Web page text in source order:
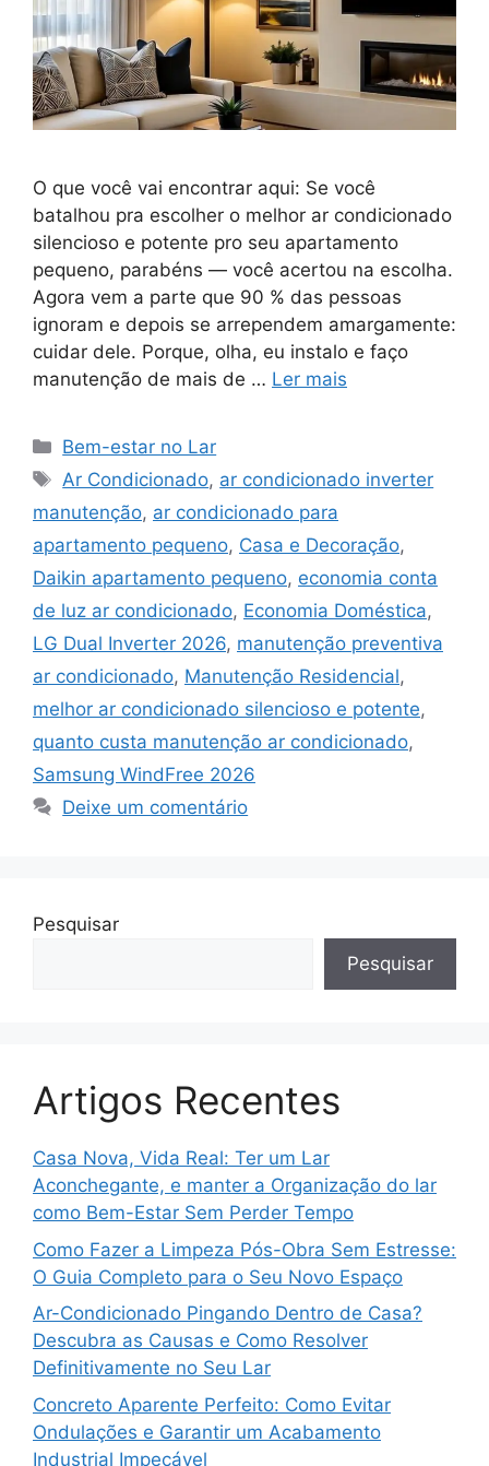
O que você vai encontrar aqui: Se você
batalhou pra escolher o melhor ar condicionado
silencioso e potente pro seu apartamento
pequeno, parabéns — você acertou na escolha.
Agora vem a parte que 90 % das pessoas
ignoram e depois se arrependem amargamente:
cuidar dele. Porque, olha, eu instalo e faço
manutenção de mais de … Ler mais
Categorias
Bem-estar no Lar
Tags
Ar Condicionado, ar condicionado inverter
manutenção, ar condicionado para
apartamento pequeno, Casa e Decoração,
Daikin apartamento pequeno, economia conta
de luz ar condicionado, Economia Doméstica,
LG Dual Inverter 2026, manutenção preventiva
ar condicionado, Manutenção Residencial,
melhor ar condicionado silencioso e potente,
quanto custa manutenção ar condicionado,
Samsung WindFree 2026
Deixe um comentário
Pesquisar
Pesquisar
Artigos Recentes
Casa Nova, Vida Real: Ter um Lar
Aconchegante, e manter a Organização do lar
como Bem-Estar Sem Perder Tempo
Como Fazer a Limpeza Pós-Obra Sem Estresse:
O Guia Completo para o Seu Novo Espaço
Ar-Condicionado Pingando Dentro de Casa?
Descubra as Causas e Como Resolver
Definitivamente no Seu Lar
Concreto Aparente Perfeito: Como Evitar
Ondulações e Garantir um Acabamento
Industrial Impecável